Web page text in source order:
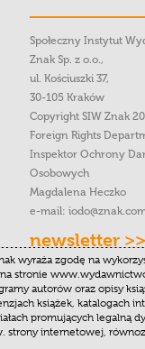
Społeczny Instytut
Znak Sp. z o.o.,
ul. Kościuszki 37,
30-105 Kraków
Copyright SIW Znak
Foreign Rights
Inspektor Ochrony
Osobowych
Magdalena Heczko
e-mail:
newsletter >>
wyraża zgodę na
stronie
autorów oraz opisy
książek, katalogach
promujących legalną
strony internetowej,